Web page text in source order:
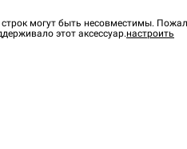
могут быть несовместимы.
этот аксессуар.настроить